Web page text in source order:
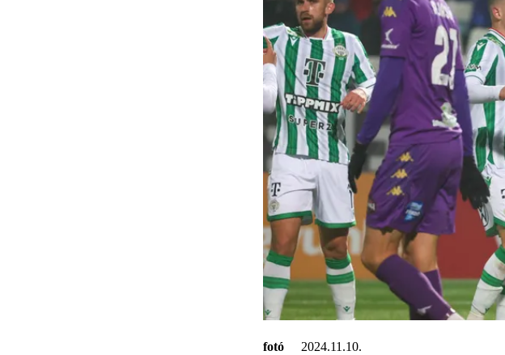
fotó 2024.11.10.